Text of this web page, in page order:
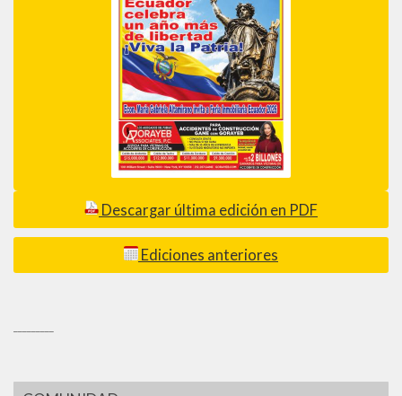
Descargar última edición en PDF
Ediciones anteriores